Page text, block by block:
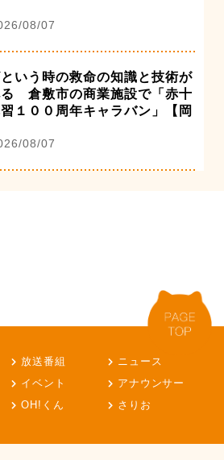
08/07
いう時の救命の知識と技術が
倉敷市の商業施設で「赤十
１００周年キャラバン」【岡
08/07
放送番組
ニュース
イベント
アナウンサー
OH!くん さりお